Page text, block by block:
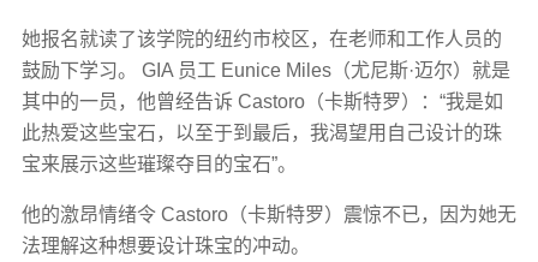
她报名就读了该学院的纽约市校区，在老师和工作人员的
鼓励下学习。 GIA 员工 Eunice Miles（尤尼斯·迈尔）就是
其中的一员，他曾经告诉 Castoro（卡斯特罗）：“我是如
此热爱这些宝石，以至于到最后，我渴望用自己设计的珠
宝来展示这些璀璨夺目的宝石”。
他的激昂情绪令 Castoro（卡斯特罗）震惊不已，因为她无
法理解这种想要设计珠宝的冲动。